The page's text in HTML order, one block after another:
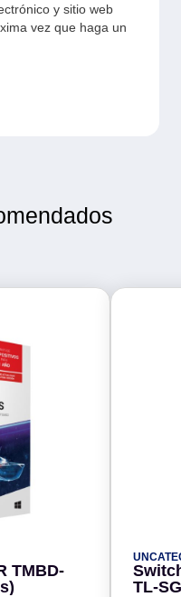
y sitio web
vez que haga un
TMBD-
TL-